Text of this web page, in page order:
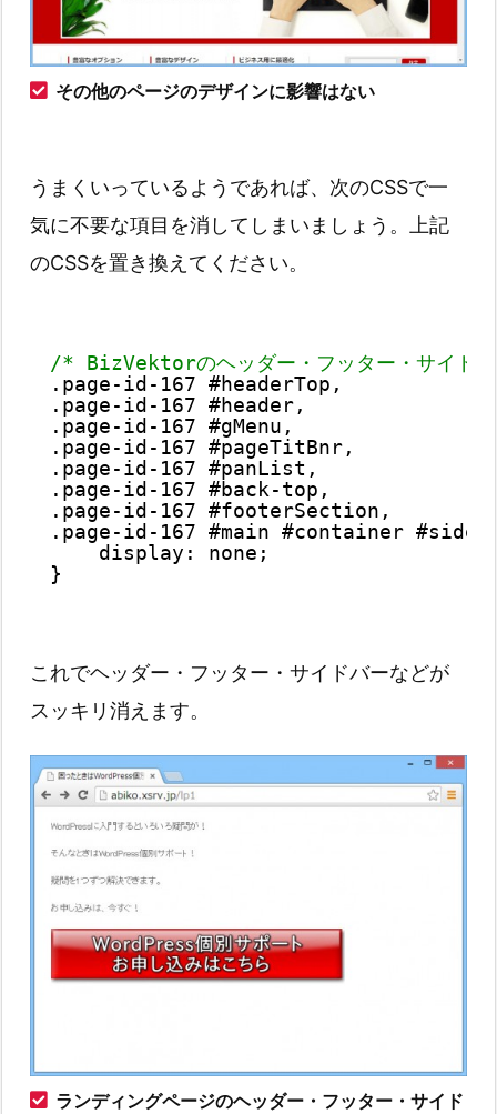
その他のページのデザインに影響はない
うまくいっているようであれば、次のCSSで一
気に不要な項目を消してしまいましょう。上記
のCSSを置き換えてください。
/* BizVektorのヘッダー・フッター・サイド
.page-id-167 #headerTop,
.page-id-167 #header,
.page-id-167 #gMenu,
.page-id-167 #pageTitBnr,
.page-id-167 #panList,
.page-id-167 #back-top,
.page-id-167 #footerSection,
.page-id-167 #main #container
display: none;
}
これでヘッダー・フッター・サイドバーなどが
スッキリ消えます。
ランディングページのヘッダー・フッター・サイド